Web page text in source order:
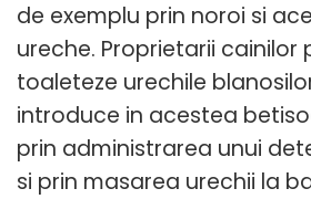
de exemplu prin noroi si
ureche. Proprietarii cainilor
toaleteze urechile
introduce in acestea
prin administrarea unui
si prin masarea urechii la